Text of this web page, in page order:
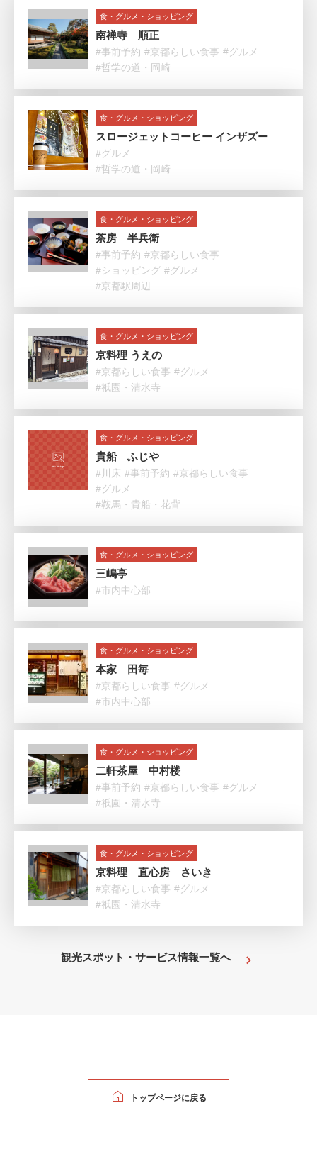
食・グルメ・ショッピング
南禅寺 順正
#事前予約 #京都らしい食事 #グルメ
#哲学の道・岡崎
食・グルメ・ショッピング
スロージェットコーヒー インザズー
#グルメ
#哲学の道・岡崎
食・グルメ・ショッピング
茶房 半兵衛
#事前予約 #京都らしい食事
#ショッピング #グルメ
#京都駅周辺
食・グルメ・ショッピング
京料理 うえの
#京都らしい食事 #グルメ
#祇園・清水寺
食・グルメ・ショッピング
貴船 ふじや
#川床 #事前予約 #京都らしい食事
#グルメ
#鞍馬・貴船・花背
食・グルメ・ショッピング
三嶋亭
#市内中心部
食・グルメ・ショッピング
本家 田毎
#京都らしい食事 #グルメ
#市内中心部
食・グルメ・ショッピング
二軒茶屋 中村楼
#事前予約 #京都らしい食事 #グルメ
#祇園・清水寺
食・グルメ・ショッピング
京料理 直心房 さいき
#京都らしい食事 #グルメ
#祇園・清水寺
観光スポット・サービス情報一覧へ
トップページに戻る